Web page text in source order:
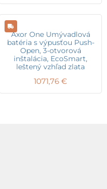
Axor One Umývadlová
batéria s výpusťou Push-
Open, 3-otvorová
inštalácia, EcoSmart,
leštený vzhľad zlata
1071,76 €